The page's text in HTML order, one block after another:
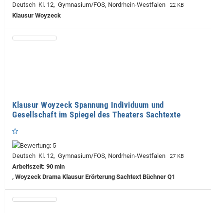
Deutsch Kl. 12, Gymnasium/FOS, Nordrhein-Westfalen 22 KB
Klausur Woyzeck
Klausur Woyzeck Spannung Individuum und
Gesellschaft im Spiegel des Theaters Sachtexte
Deutsch Kl. 12, Gymnasium/FOS, Nordrhein-Westfalen 27 KB
Arbeitszeit: 90 min
, Woyzeck Drama Klausur Erörterung Sachtext Büchner Q1